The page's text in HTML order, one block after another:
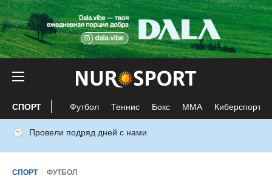
СПОРТ Футбол Теннис Бокс ММА Киберспорт
Провели подряд дней с нами
СПОРТ ФУТБОЛ